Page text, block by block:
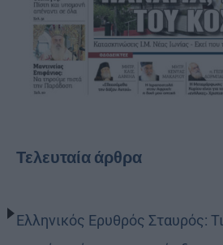
Τελευταία άρθρα
Ελληνικός Ερυθρός Σταυρός: